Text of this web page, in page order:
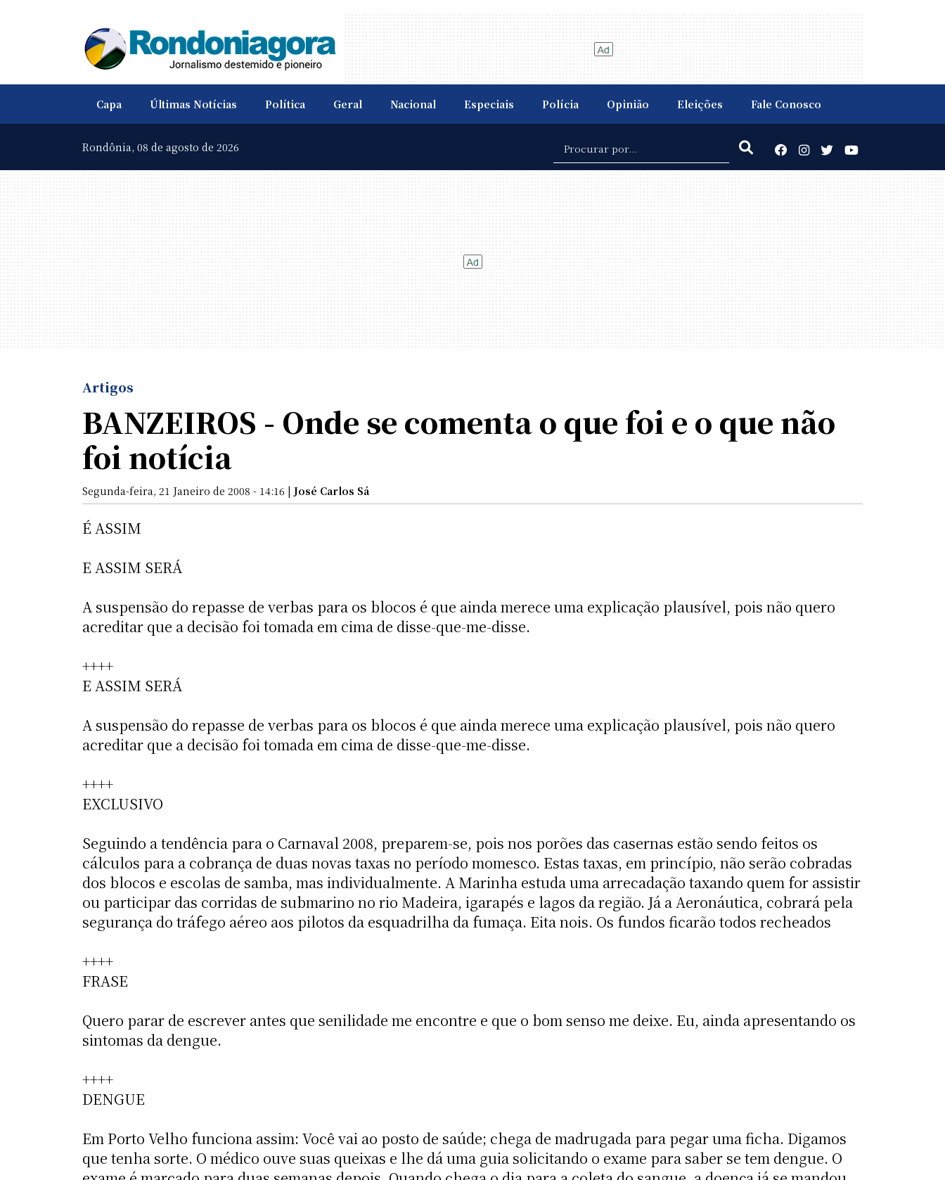
Capa Últimas Notícias Política Geral Nacional Especiais Polícia Opinião Eleições Fale Conosco
Rondônia, 08 de agosto de 2026
Artigos
BANZEIROS - Onde se comenta o que foi e o que não
foi notícia
Segunda-feira, 21 Janeiro de 2008 - 14:16 | José Carlos Sá
É ASSIM
E ASSIM SERÁ
A suspensão do repasse de verbas para os blocos é que ainda merece uma explicação plausível, pois não quero
acreditar que a decisão foi tomada em cima de disse-que-me-disse.
++++
E ASSIM SERÁ
A suspensão do repasse de verbas para os blocos é que ainda merece uma explicação plausível, pois não quero
acreditar que a decisão foi tomada em cima de disse-que-me-disse.
++++
EXCLUSIVO
Seguindo a tendência para o Carnaval 2008, preparem-se, pois nos porões das casernas estão sendo feitos os
cálculos para a cobrança de duas novas taxas no período momesco. Estas taxas, em princípio, não serão cobradas
dos blocos e escolas de samba, mas individualmente. A Marinha estuda uma arrecadação taxando quem for assistir
ou participar das corridas de submarino no rio Madeira, igarapés e lagos da região. Já a Aeronáutica, cobrará pela
segurança do tráfego aéreo aos pilotos da esquadrilha da fumaça. Eita nois. Os fundos ficarão todos recheados
++++
FRASE
Quero parar de escrever antes que senilidade me encontre e que o bom senso me deixe. Eu, ainda apresentando os
sintomas da dengue.
++++
DENGUE
Em Porto Velho funciona assim: Você vai ao posto de saúde; chega de madrugada para pegar uma ficha. Digamos
que tenha sorte. O médico ouve suas queixas e lhe dá uma guia solicitando o exame para saber se tem dengue. O